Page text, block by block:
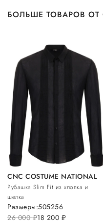
БОЛЬШЕ ТОВАРОВ ОТ
CNC COSTUME NATIONAL
Рубашка Slim Fit из хлопка и
шелка
26 000руб.18 200 руб.
Размеры:505256